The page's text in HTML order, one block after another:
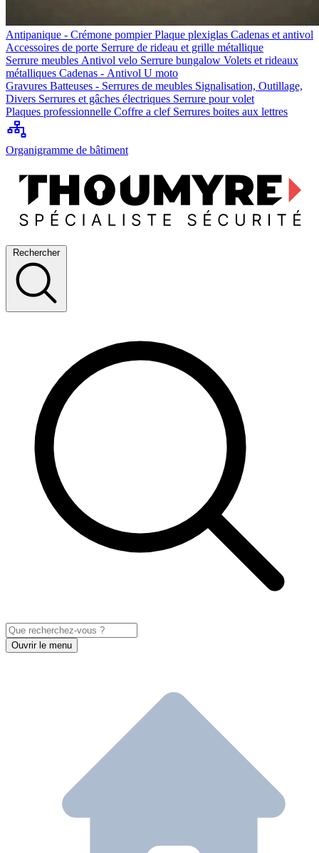
Antipanique - Crémone pompierPlaque plexiglas Cadenas et antivol
Accessoires de porte Serrure de rideau et grille métallique
Serrure meubles Antivol velo Serrure bungalow Volets et rideaux
métalliques Cadenas - Antivol U moto
Gravures Batteuses - Serrures de meubles Signalisation, Outillage,
Divers Serrures et gâches électriques Serrure pour volet
Plaques professionnelle Coffre a clef Serrures boites aux lettres
Organigramme de bâtiment
Rechercher
Ouvrir le menu